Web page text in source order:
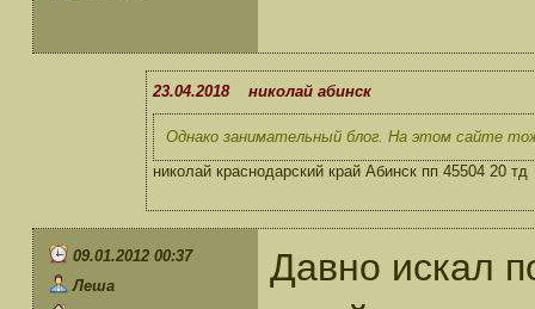
23.04.2018 николай абинск
Однако занимательный блог. На этом сайте
николай краснодарский край Абинск пп 45504 20 тд
09.01.2012 00:37
Леша
Давно искал